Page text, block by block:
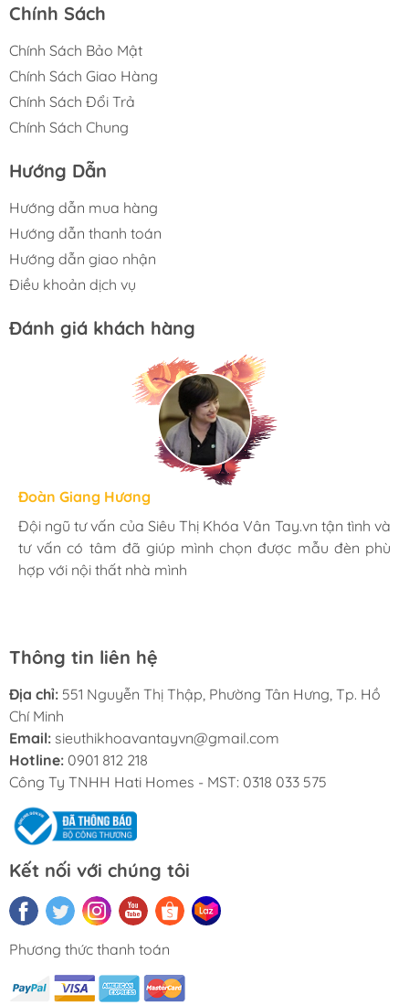
Chính Sách
Chính Sách Bảo Mật
Chính Sách Giao Hàng
Chính Sách Đổi Trả
Chính Sách Chung
Hướng Dẫn
Hướng dẫn mua hàng
Hướng dẫn thanh toán
Hướng dẫn giao nhận
Điều khoản dịch vụ
Đánh giá khách hàng
Hương Suri
Mình rất ưng khi đến Siêu Thị Khóa Vân Tay.vn. Ở đây
có rất nhiều mặt hàng phong phú, tha hồ lựa chọn.
Nhân viên chuyên nghiệp, nhiệt tình. Chúc Hati ngày
Đoàn Giang Hương
Đội ngũ tư vấn của Siêu Thị Khóa Vân Tay.vn tận tình và
tư vấn có tâm đã giúp mình chọn được mẫu đèn phù
hợp với nội thất nhà mình
Ngọc Anh
Mua đèn tại Siêu Thị Khóa Vân Tay.vn mình hoàn toàn
yên tâm với chính sách bảo hành 24 tháng tại nhà. Bạn
kĩ thuật lắp đặt rất cận thận và chu đáo
Thông tin liên hệ
Địa chỉ: 551 Nguyễn Thị Thập, Phường Tân Hưng, Tp. Hồ
Chí Minh
Email: sieuthikhoavantayvn@gmail.com
Hotline: 0901 812 218
Công Ty TNHH Hati Homes - MST: 0318 033 575
Kết nối với chúng tôi
Phương thức thanh toán